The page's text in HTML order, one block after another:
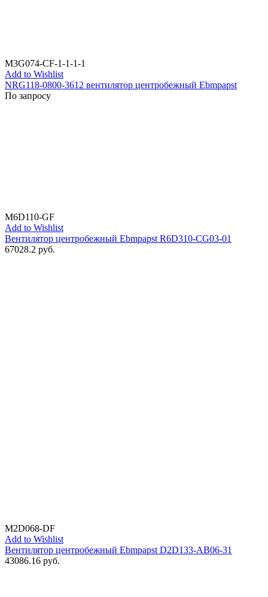
M3G074-CF-1-1-1-1
Add to Wishlist
NRG118-0800-3612 вентилятор центробежный Ebmpapst
По запросу
M6D110-GF
Add to Wishlist
Вентилятор центробежный Ebmpapst R6D310-CG03-01
67028.2 руб.
M2D068-DF
Add to Wishlist
Вентилятор центробежный Ebmpapst D2D133-AB06-31
43086.16 руб.